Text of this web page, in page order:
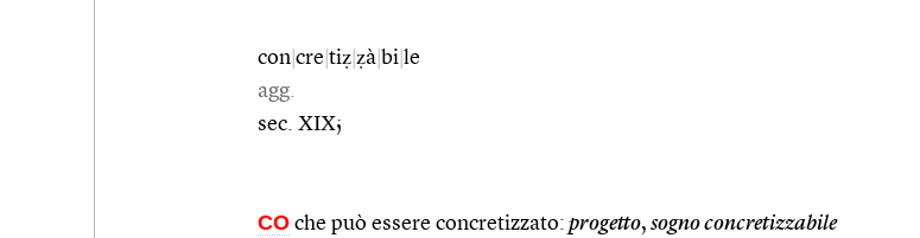
con cre tiẓ ẓà bi le
agg.
sec. XIX;
CO che può essere concretizzato: progetto, sogno concretizzabile